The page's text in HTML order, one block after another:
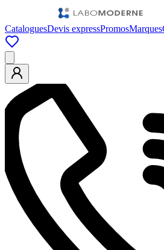
CataloguesDevis expressPromosMarques